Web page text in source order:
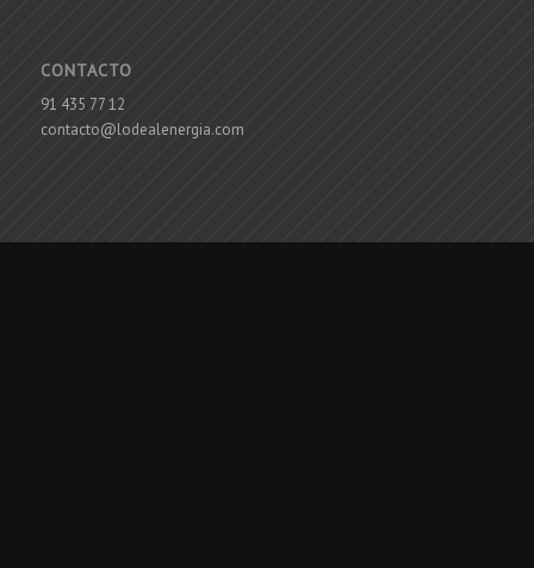
CONTACTO
91 435 77 12
contacto@lodealenergia.com